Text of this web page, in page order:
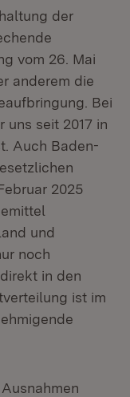
der
vom 26. Mai
anderem die
Bei
seit 2017 in
Auch Baden-
2025
und
noch
in den
ist im